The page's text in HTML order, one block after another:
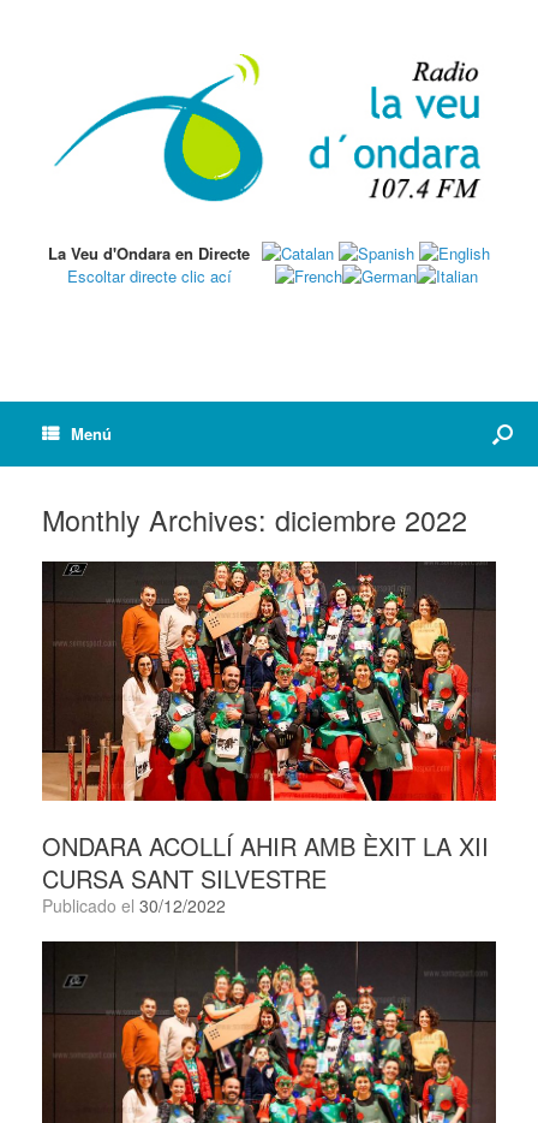
La Veu d'Ondara en Directe
Escoltar directe clic ací
Menú
Monthly Archives: diciembre 2022
ONDARA ACOLLÍ AHIR AMB ÈXIT LA XII
CURSA SANT SILVESTRE
Publicado el 30/12/2022